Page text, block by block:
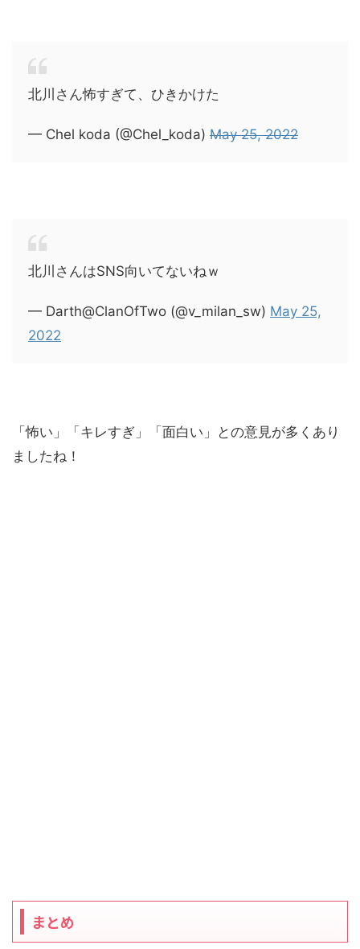
北川さん怖すぎて、ひきかけた
— Chel koda (@Chel_koda) May 25, 2022
北川さんはSNS向いてないねｗ
— Darth@ClanOfTwo (@v_milan_sw) May 25,
2022
「怖い」「キレすぎ」「面白い」との意見が多くあり
ましたね！
まとめ